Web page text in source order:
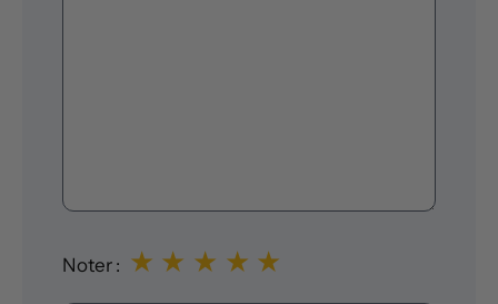
Noter : ★
★
★
★
★